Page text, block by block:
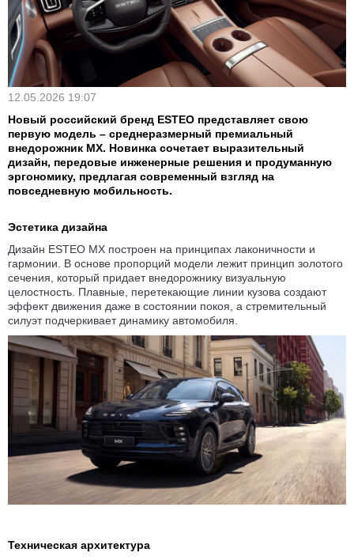
12.05.2026 19:07
Новый российский бренд ESTEO представляет свою
первую модель – среднеразмерный премиальный
внедорожник MX. Новинка сочетает выразительный
дизайн, передовые инженерные решения и продуманную
эргономику, предлагая современный взгляд на
повседневную мобильность.
Эстетика дизайна
Дизайн ESTEO MX построен на принципах лаконичности и
гармонии. В основе пропорций модели лежит принцип золотого
сечения, который придает внедорожнику визуальную
целостность. Плавные, перетекающие линии кузова создают
эффект движения даже в состоянии покоя, а стремительный
силуэт подчеркивает динамику автомобиля.
Техническая архитектура